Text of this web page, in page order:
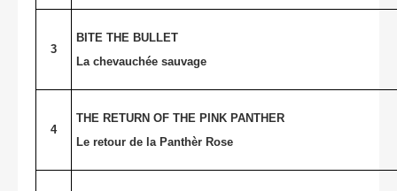
3
BITE THE BULLET
La chevauchée sauvage
4
THE RETURN OF THE PINK PANTHER
Le retour de la Panthèr Rose